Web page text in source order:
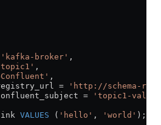
'kafka-broker' ,
,
,
= 'http://schema-
= 'topic1-value'
VALUES ( 'hello' , 'world' );